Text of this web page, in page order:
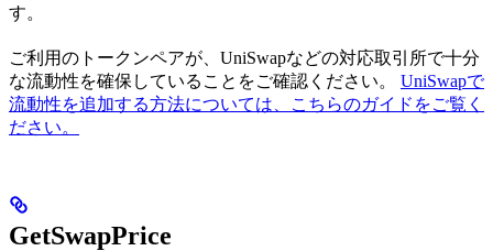
す。
ご利用のトークンペアが、UniSwapなどの対応取引所で十分
な流動性を確保していることをご確認ください。 UniSwapで
流動性を追加する方法については、こちらのガイドをご覧く
ださい。
GetSwapPrice